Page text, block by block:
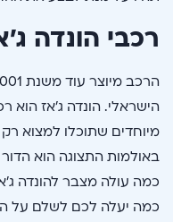
רכבי הונדה
הישראלי. הונדה ג’אז הוא
מיוחדים שתוכלו למצוא
באולמות התצוגה הוא
כמה עולה מצבר להונדה
כמה יעלה לכם לשלם על